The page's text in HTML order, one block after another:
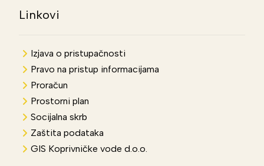
Linkovi
Izjava o pristupačnosti
Pravo na pristup informacijama
Proračun
Prostorni plan
Socijalna skrb
Zaštita podataka
GIS Koprivničke vode d.o.o.